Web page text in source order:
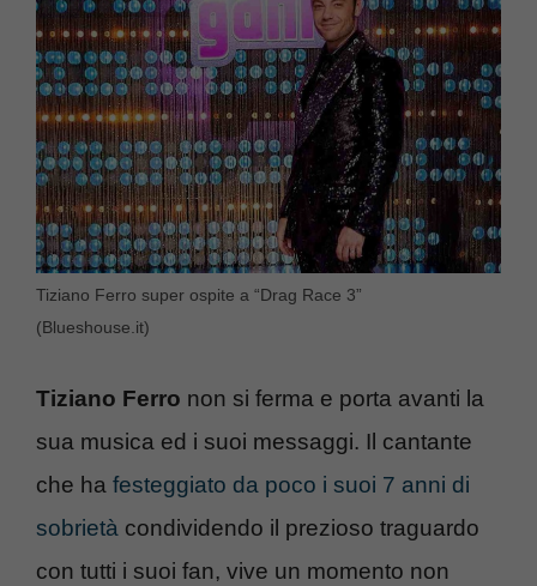
Tiziano Ferro super ospite a “Drag Race 3”
(Blueshouse.it)
Tiziano Ferro non si ferma e porta avanti la
sua musica ed i suoi messaggi. Il cantante
che ha festeggiato da poco i suoi 7 anni di
sobrietà condividendo il prezioso traguardo
con tutti i suoi fan, vive un momento non